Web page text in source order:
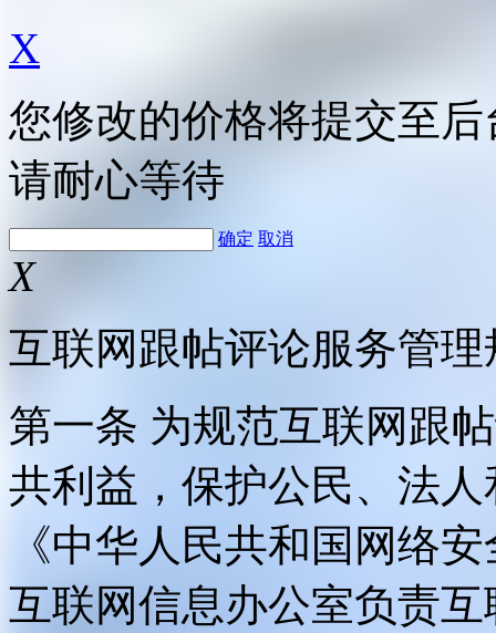
X
您修改的价格将提交至
请耐心等待
确定 取消
X
互联网跟帖评论服务管理
第一条 为规范互联网跟
共利益，保护公民、法
《中华人民共和国网络
互联网信息办公室负责